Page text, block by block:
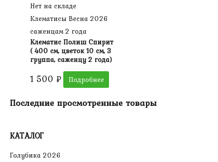
КАТАЛОГ
Голубика 2026
Нет на складе
Клематисы Весна 2026
саженцам 2 года
Клематис Полиш Спирит
( 400 см, цветок 10 см, 3
группа, саженцу 2 года)
1 500 ₽ Подробнее
Последние просмотренные товары